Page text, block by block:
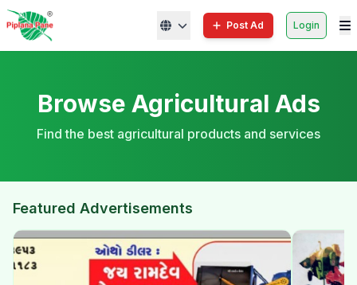
Post Ad Login
Browse Agricultural Ads
Find the best agricultural products and services
Featured Advertisements